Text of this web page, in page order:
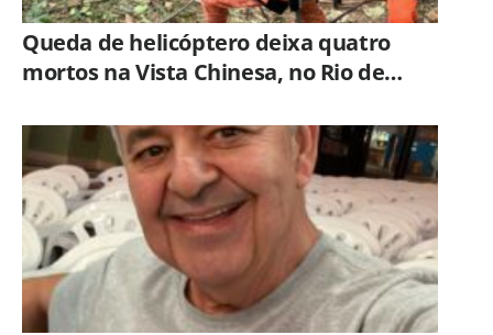
Queda de helicóptero deixa quatro
mortos na Vista Chinesa, no Rio de